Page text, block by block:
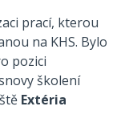
prací, kterou
na KHS. Bylo
pozici
školení
Extéria